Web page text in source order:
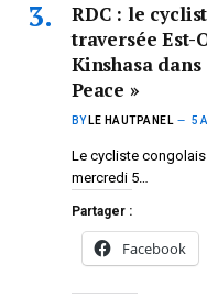
RDC : le
traversée Est-
Kinshasa
Peace »
BY LE HAUTPANEL 5
Le cycliste
mercredi 5…
Partager :
Facebook